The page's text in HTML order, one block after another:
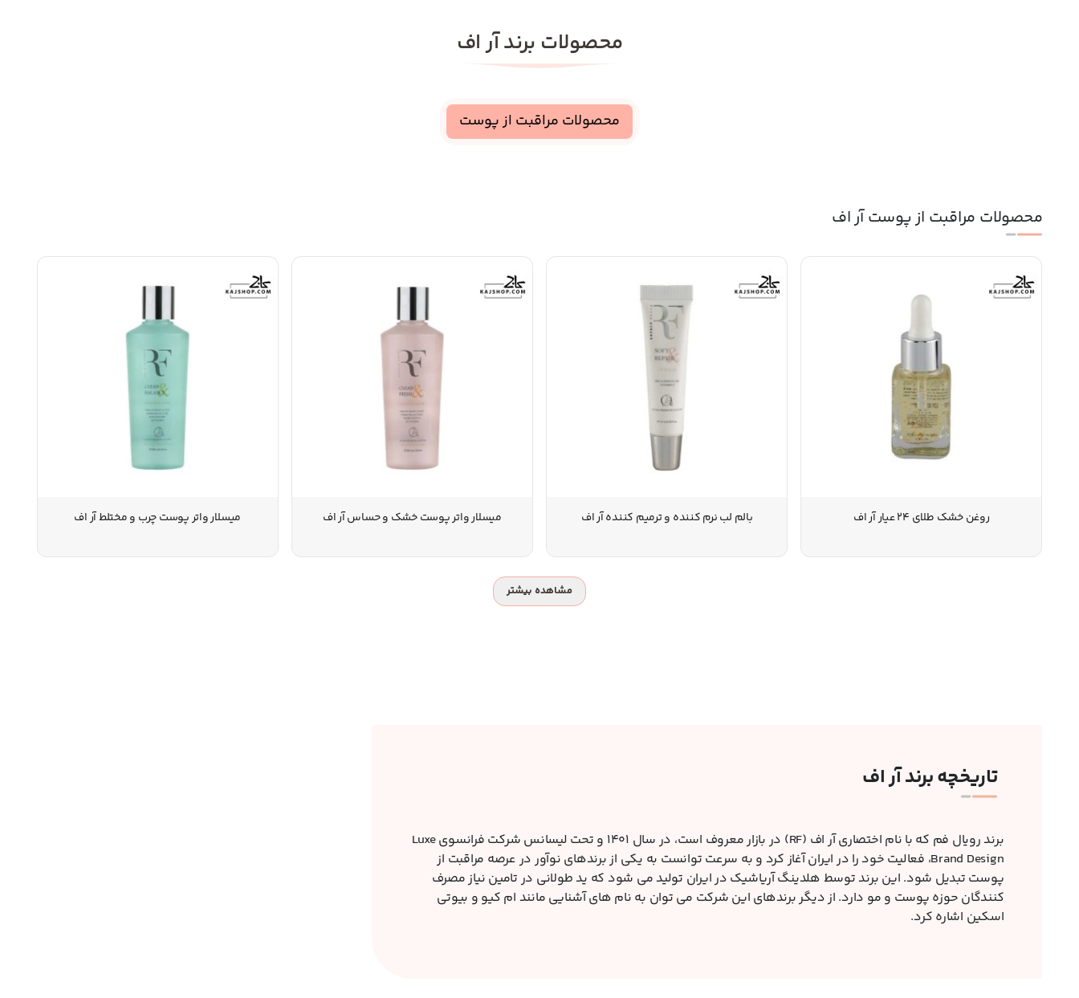
محصولات برند آر اف
محصولات مراقبت از پوست
محصولات مراقبت از پوست آر اف
روغن خشک طلای 24 عیار آر اف بالم لب نرم کننده و ترمیم کننده آر اف میسلار واتر پوست خشک و حساس آر اف میسلار واتر پوست چرب و مختلط آر اف
مشاهده بیشتر
تاریخچه برند آر اف
برند رویال فم که با نام اختصاری آر اف (RF) در بازار معروف است، در سال 1401 و تحت لیسانس شرکت فرانسوی Luxe
Brand Design، فعالیت خود را در ایران آغاز کرد و به سرعت توانست به یکی از برندهای نوآور در عرصه مراقبت از
پوست تبدیل شود. این برند توسط هلدینگ آریاشیک در ایران تولید می شود که ید طولانی در تامین نیاز مصرف
کنندگان حوزه پوست و مو دارد. از دیگر برندهای این شرکت می توان به نام های آشنایی مانند ام کیو و بیوتی
اسکین اشاره کرد.